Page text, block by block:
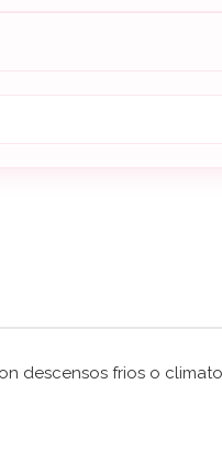
descensos frios o